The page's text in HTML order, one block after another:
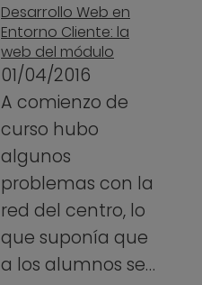
Desarrollo Web en
Entorno Cliente: la
web del módulo
01/04/2016
A comienzo de
curso hubo
algunos
problemas con la
red del centro, lo
que suponía que
a los alumnos se…